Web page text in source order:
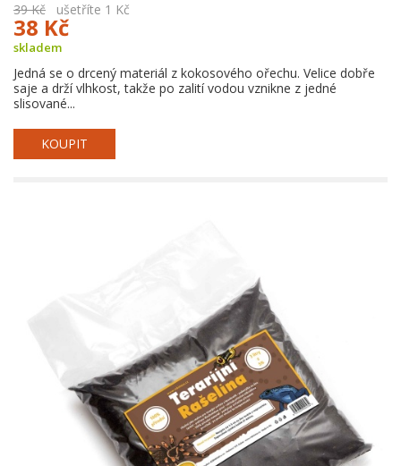
39 Kč ušetříte 1 Kč
38 Kč
skladem
Jedná se o drcený materiál z kokosového ořechu. Velice dobře
saje a drží vlhkost, takže po zalití vodou vznikne z jedné
slisované...
KOUPIT